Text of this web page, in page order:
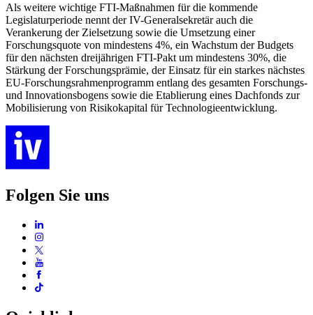
Als weitere wichtige FTI-Maßnahmen für die kommende
Legislaturperiode nennt der IV-Generalsekretär auch die
Verankerung der Zielsetzung sowie die Umsetzung einer
Forschungsquote von mindestens 4%, ein Wachstum der Budgets
für den nächsten dreijährigen FTI-Pakt um mindestens 30%, die
Stärkung der Forschungsprämie, der Einsatz für ein starkes nächstes
EU-Forschungsrahmenprogramm entlang des gesamten Forschungs-
und Innovationsbogens sowie die Etablierung eines Dachfonds zur
Mobilisierung von Risikokapital für Technologieentwicklung.
Folgen Sie uns